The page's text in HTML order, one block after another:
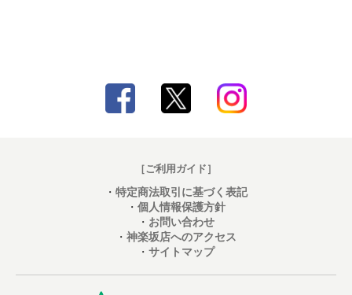
［ご利用ガイド］
・ 特定商法取引に基づく表記
・ 個人情報保護方針
・ お問い合わせ
・ 神楽坂店へのアクセス
・ サイトマップ